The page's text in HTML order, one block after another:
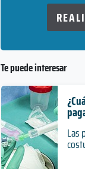
Te puede interesar
Las